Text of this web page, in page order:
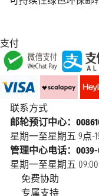
支付
联系方式
邮轮预订中心：
星期一至星期五 9点-
管理中心电话：0039-
星期一至星期五 09:00
免费协助
专属支持